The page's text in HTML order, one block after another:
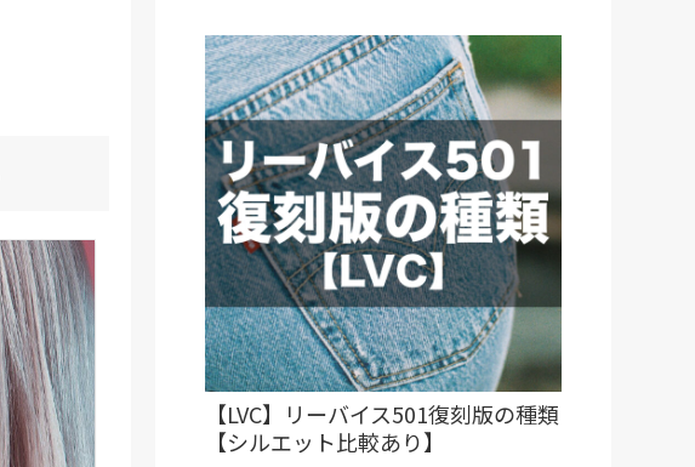
【LVC】リーバイス501復刻版の種類
【シルエット比較あり】